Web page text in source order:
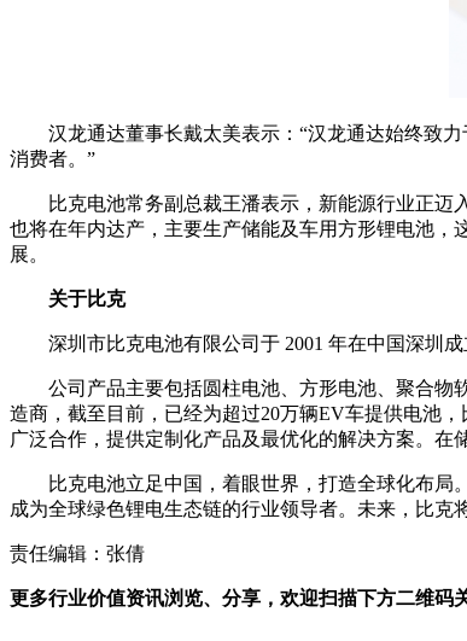
汉龙通达董事长戴太美表示：“汉龙通达始终致
消费者。”
比克电池常务副总裁王潘表示，新能源行业正
也将在年内达产，主要生产储能及车用方形锂电池
展。
关于比克
深圳市比克电池有限公司于 2001 年在中国深圳
公司产品主要包括圆柱电池、方形电池、聚合物
造商，截至目前，已经为超过20万辆EV车提供电池
广泛合作，提供定制化产品及最优化的解决方案。在
比克电池立足中国，着眼世界，打造全球化布局
成为全球绿色锂电生态链的行业领导者。未来，比克
责任编辑：张倩
更多行业价值资讯浏览、分享，欢迎扫描下方二维码